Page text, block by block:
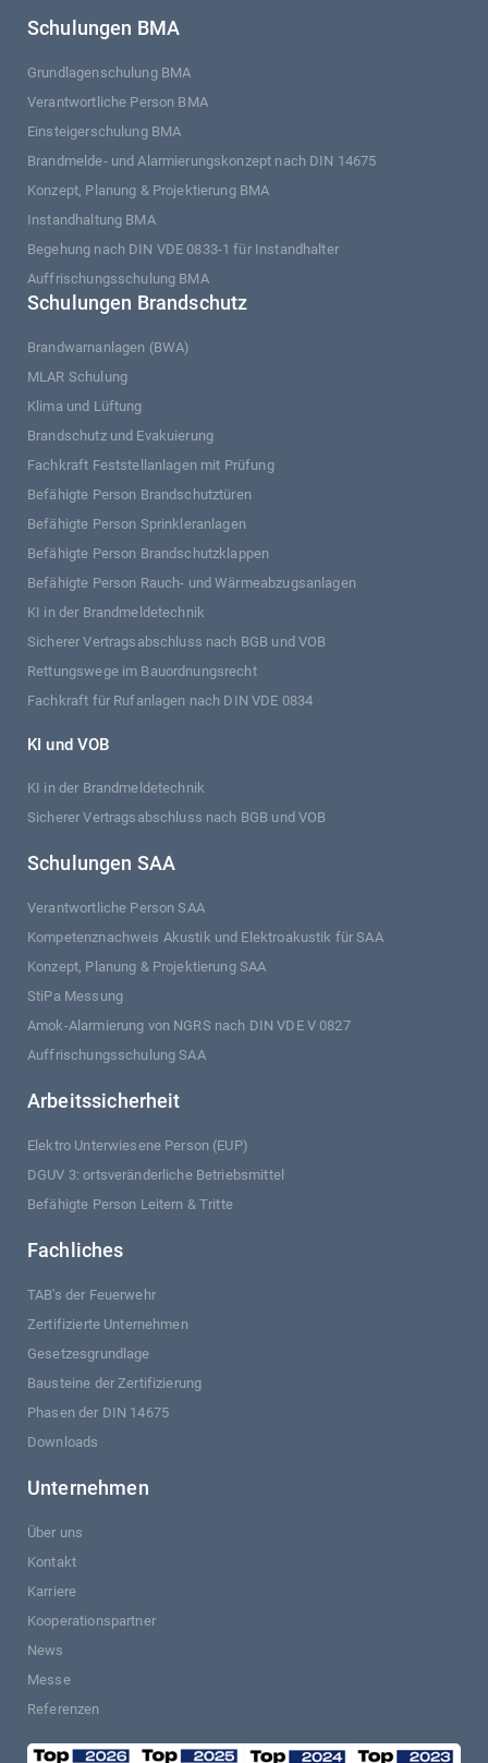
Schulungen BMA
Grundlagenschulung BMA
Verantwortliche Person BMA
Einsteigerschulung BMA
Brandmelde- und Alarmierungskonzept nach DIN 14675
Konzept, Planung & Projektierung BMA
Instandhaltung BMA
Begehung nach DIN VDE 0833-1 für Instandhalter
Auffrischungsschulung BMA
Schulungen Brandschutz
Brandwarnanlagen (BWA)
MLAR Schulung
Klima und Lüftung
Brandschutz und Evakuierung
Fachkraft Feststellanlagen mit Prüfung
Befähigte Person Brandschutztüren
Befähigte Person Sprinkleranlagen
Befähigte Person Brandschutzklappen
Befähigte Person Rauch- und Wärmeabzugsanlagen
KI in der Brandmeldetechnik
Sicherer Vertragsabschluss nach BGB und VOB
Rettungswege im Bauordnungsrecht
Fachkraft für Rufanlagen nach DIN VDE 0834
KI und VOB
KI in der Brandmeldetechnik
Sicherer Vertragsabschluss nach BGB und VOB
Schulungen SAA
Verantwortliche Person SAA
Kompetenznachweis Akustik und Elektroakustik für SAA
Konzept, Planung & Projektierung SAA
StiPa Messung
Amok-Alarmierung von NGRS nach DIN VDE V 0827
Auffrischungsschulung SAA
Arbeitssicherheit
Elektro Unterwiesene Person (EUP)
DGUV 3: ortsveränderliche Betriebsmittel
Befähigte Person Leitern & Tritte
Fachliches
TAB's der Feuerwehr
Zertifizierte Unternehmen
Gesetzesgrundlage
Bausteine der Zertifizierung
Phasen der DIN 14675
Downloads
Unternehmen
Über uns
Kontakt
Karriere
Kooperationspartner
News
Messe
Referenzen